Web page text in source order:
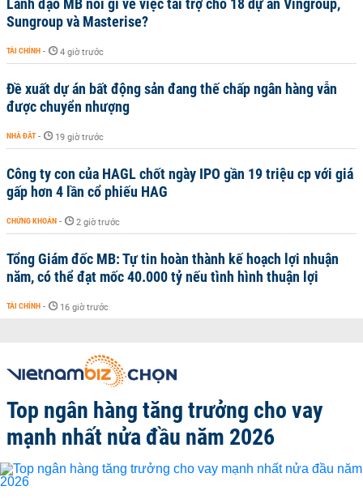
Lãnh đạo MB nói gì về việc tài trợ cho 18 dự án Vingroup,
Sungroup và Masterise?
TÀI CHÍNH - 4 giờ trước
Đề xuất dự án bất động sản đang thế chấp ngân hàng vẫn
được chuyển nhượng
NHÀ ĐẤT - 19 giờ trước
Công ty con của HAGL chốt ngày IPO gần 19 triệu cp với giá
gấp hơn 4 lần cổ phiếu HAG
CHỨNG KHOÁN - 2 giờ trước
Tổng Giám đốc MB: Tự tin hoàn thành kế hoạch lợi nhuận
năm, có thể đạt mốc 40.000 tỷ nếu tình hình thuận lợi
TÀI CHÍNH - 16 giờ trước
Top ngân hàng tăng trưởng cho vay
mạnh nhất nửa đầu năm 2026